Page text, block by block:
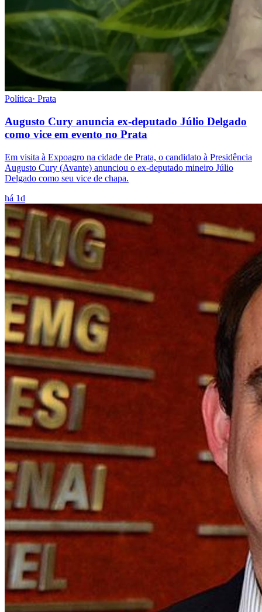
Política· Prata
Augusto Cury anuncia ex-deputado Júlio Delgado
como vice em evento no Prata
Em visita à Expoagro na cidade de Prata, o candidato à Presidência
Augusto Cury (Avante) anunciou o ex-deputado mineiro Júlio
Delgado como seu vice de chapa.
há 1d